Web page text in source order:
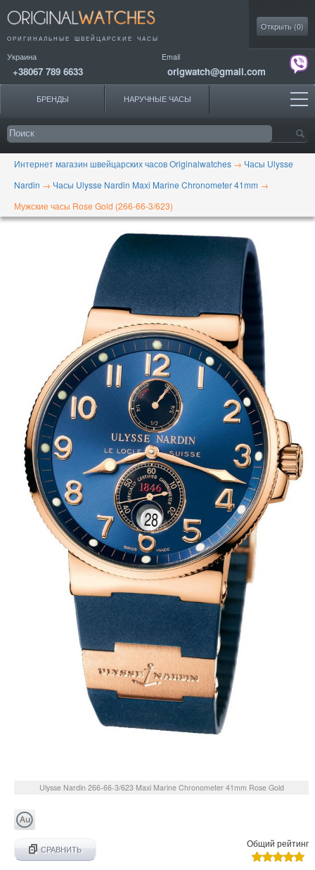
ОРИГИНАЛЬНЫЕ ШВЕЙЦАРСКИЕ ЧАСЫ
Украина
+38067 789 6633
Email
origwatch@gmail.com
Открыть (0)
БРЕНДЫ НАРУЧНЫЕ ЧАСЫ
Интернет магазин швейцарских часов Originalwatches → Часы Ulysse
Nardin → Часы Ulysse Nardin Maxi Marine Chronometer 41mm →
Мужские часы Rose Gold (266-66-3/623)
Ulysse Nardin 266-66-3/623 Maxi Marine Chronometer 41mm Rose Gold
СРАВНИТЬ
Общий рейтинг